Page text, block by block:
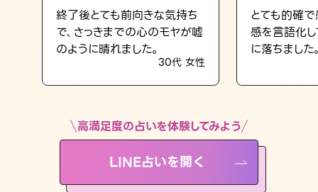
LINE占いを開く
※LINEアプリ内のサービスページへ遷移します
終了後とても前向きな気持ち
で、さっきまでの心のモヤが嘘
のように晴れました。
30代 女性
とても的確
感を言語化
に落ちました
高満足度の占いを体験してみよう
LINE占いを開く